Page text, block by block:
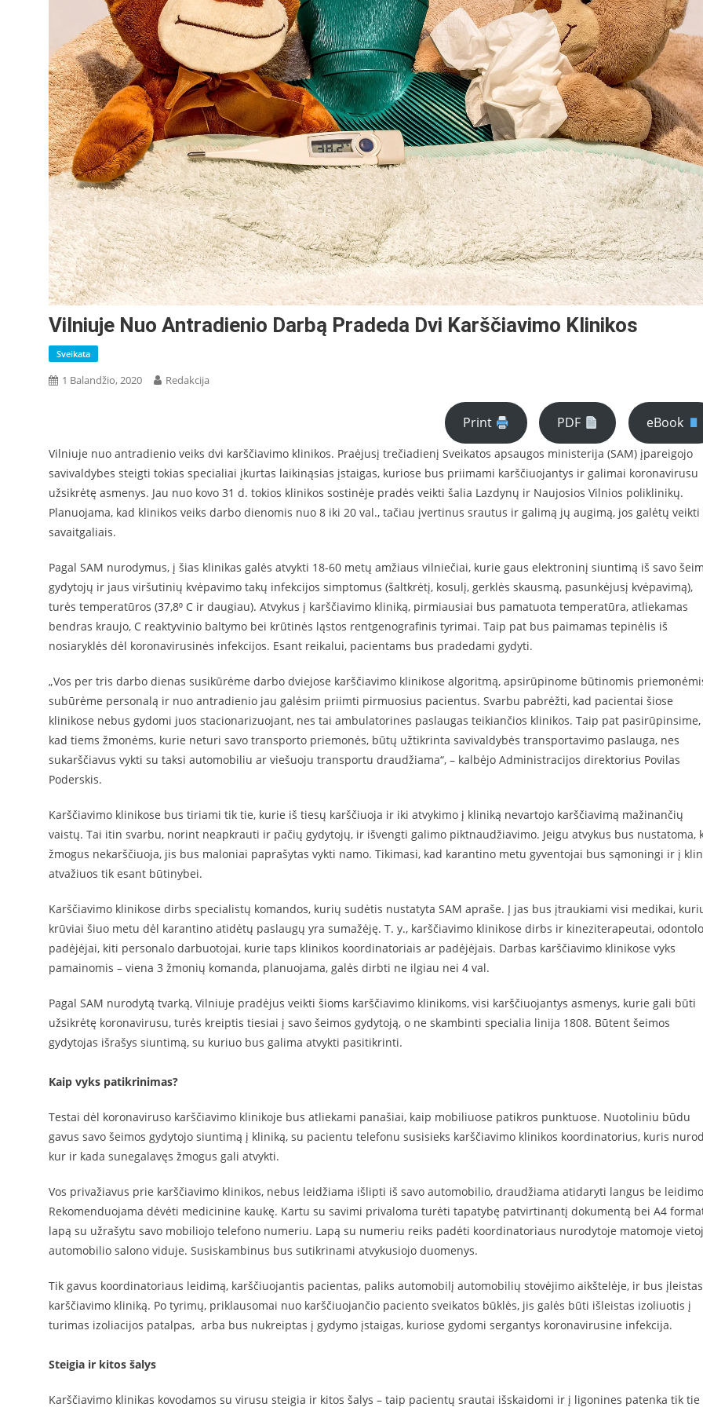
Vilniuje Nuo Antradienio Darbą Pradeda Dvi Karščiavimo Klinikos
Sveikata
1 Balandžio, 2020 Redakcija
Print PDF eBook
Vilniuje nuo antradienio veiks dvi karščiavimo klinikos. Praėjusį trečiadienį Sveikatos apsaugos ministerija (SAM) įpareigojo
savivaldybes steigti tokias specialiai įkurtas laikinąsias įstaigas, kuriose bus priimami karščiuojantys ir galimai koronavirusu
užsikrėtę asmenys. Jau nuo kovo 31 d. tokios klinikos sostinėje pradės veikti šalia Lazdynų ir Naujosios Vilnios poliklinikų.
Planuojama, kad klinikos veiks darbo dienomis nuo 8 iki 20 val., tačiau įvertinus srautus ir galimą jų augimą, jos galėtų
savaitgaliais.
Pagal SAM nurodymus, į šias klinikas galės atvykti 18-60 metų amžiaus vilniečiai, kurie gaus elektroninį siuntimą iš savo
gydytojų ir jaus viršutinių kvėpavimo takų infekcijos simptomus (šaltkrėtį, kosulį, gerklės skausmą, pasunkėjusį kvėpavimą),
turės temperatūros (37,8⁰ C ir daugiau). Atvykus į karščiavimo kliniką, pirmiausiai bus pamatuota temperatūra, atliekamas
bendras kraujo, C reaktyvinio baltymo bei krūtinės ląstos rentgenografinis tyrimai. Taip pat bus paimamas tepinėlis iš
nosiaryklės dėl koronavirusinės infekcijos. Esant reikalui, pacientams bus pradedami gydyti.
„Vos per tris darbo dienas susikūrėme darbo dviejose karščiavimo klinikose algoritmą, apsirūpinome būtinomis
subūrėme personalą ir nuo antradienio jau galėsim priimti pirmuosius pacientus. Svarbu pabrėžti, kad pacientai šiose
klinikose nebus gydomi juos stacionarizuojant, nes tai ambulatorines paslaugas teikiančios klinikos. Taip pat pasirūpinsime,
kad tiems žmonėms, kurie neturi savo transporto priemonės, būtų užtikrinta savivaldybės transportavimo paslauga, nes
sukarščiavus vykti su taksi automobiliu ar viešuoju transportu draudžiama“, – kalbėjo Administracijos direktorius Povilas
Poderskis.
Karščiavimo klinikose bus tiriami tik tie, kurie iš tiesų karščiuoja ir iki atvykimo į kliniką nevartojo karščiavimą mažinančių
vaistų. Tai itin svarbu, norint neapkrauti ir pačių gydytojų, ir išvengti galimo piktnaudžiavimo. Jeigu atvykus bus nustatoma,
žmogus nekarščiuoja, jis bus maloniai paprašytas vykti namo. Tikimasi, kad karantino metu gyventojai bus sąmoningi ir į
atvažiuos tik esant būtinybei.
Karščiavimo klinikose dirbs specialistų komandos, kurių sudėtis nustatyta SAM apraše. Į jas bus įtraukiami visi medikai,
krūviai šiuo metu dėl karantino atidėtų paslaugų yra sumažėję. T. y., karščiavimo klinikose dirbs ir kineziterapeutai,
padėjėjai, kiti personalo darbuotojai, kurie taps klinikos koordinatoriais ar padėjėjais. Darbas karščiavimo klinikose vyks
pamainomis – viena 3 žmonių komanda, planuojama, galės dirbti ne ilgiau nei 4 val.
Pagal SAM nurodytą tvarką, Vilniuje pradėjus veikti šioms karščiavimo klinikoms, visi karščiuojantys asmenys, kurie gali būti
užsikrėtę koronavirusu, turės kreiptis tiesiai į savo šeimos gydytoją, o ne skambinti specialia linija 1808. Būtent šeimos
gydytojas išrašys siuntimą, su kuriuo bus galima atvykti pasitikrinti.
Kaip vyks patikrinimas?
Testai dėl koronaviruso karščiavimo klinikoje bus atliekami panašiai, kaip mobiliuose patikros punktuose. Nuotoliniu būdu
gavus savo šeimos gydytojo siuntimą į kliniką, su pacientu telefonu susisieks karščiavimo klinikos koordinatorius, kuris
kur ir kada sunegalavęs žmogus gali atvykti.
Vos privažiavus prie karščiavimo klinikos, nebus leidžiama išlipti iš savo automobilio, draudžiama atidaryti langus be
Rekomenduojama dėvėti medicinine kaukę. Kartu su savimi privaloma turėti tapatybę patvirtinantį dokumentą bei A4
lapą su užrašytu savo mobiliojo telefono numeriu. Lapą su numeriu reiks padėti koordinatoriaus nurodytoje matomoje
automobilio salono viduje. Susiskambinus bus sutikrinami atvykusiojo duomenys.
Tik gavus koordinatoriaus leidimą, karščiuojantis pacientas, paliks automobilį automobilių stovėjimo aikštelėje, ir bus
karščiavimo kliniką. Po tyrimų, priklausomai nuo karščiuojančio paciento sveikatos būklės, jis galės būti išleistas izoliuotis į
turimas izoliacijos patalpas, arba bus nukreiptas į gydymo įstaigas, kuriose gydomi sergantys koronavirusine infekcija.
Steigia ir kitos šalys
Karščiavimo klinikas kovodamos su virusu steigia ir kitos šalys – taip pacientų srautai išskaidomi ir į ligonines patenka tik tie